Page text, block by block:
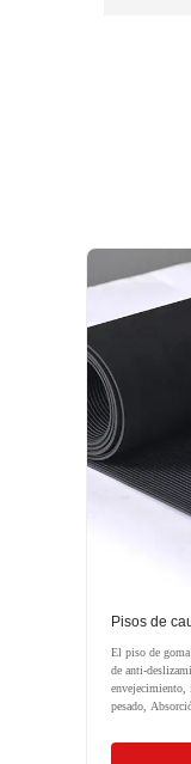
Pisos de
El piso de goma
de anti-
envejecimiento,
pesado,
suelo, áreas